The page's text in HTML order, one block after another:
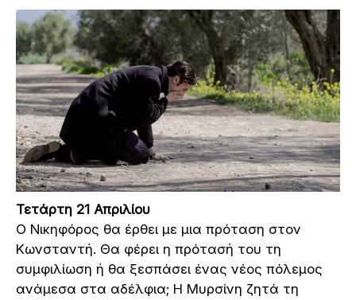
Τετάρτη 21 Απριλίου
Ο Νικηφόρος θα έρθει με μια πρόταση στον
Κωνσταντή. Θα φέρει η πρότασή του τη
συμφιλίωση ή θα ξεσπάσει ένας νέος πόλεμος
ανάμεσα στα αδέλφια; Η Μυρσίνη ζητά τη